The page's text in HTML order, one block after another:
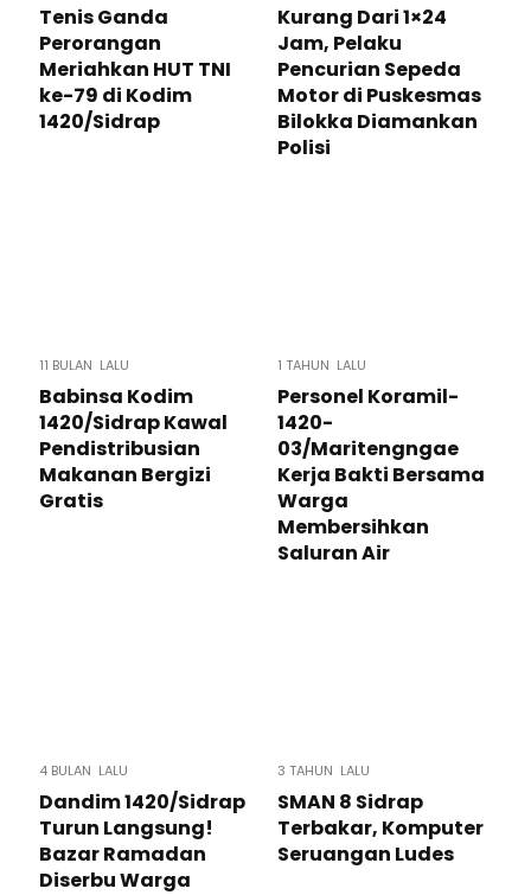
Tenis Ganda
Perorangan
Meriahkan HUT TNI
ke-79 di Kodim
1420/Sidrap
Kurang Dari 1×24
Jam, Pelaku
Pencurian Sepeda
Motor di Puskesmas
Bilokka Diamankan
Polisi
11 BULAN LALU
Babinsa Kodim
1420/Sidrap Kawal
Pendistribusian
Makanan Bergizi
Gratis
1 TAHUN LALU
Personel Koramil-
1420-
03/Maritengngae
Kerja Bakti Bersama
Warga
Membersihkan
Saluran Air
4 BULAN LALU
Dandim 1420/Sidrap
Turun Langsung!
Bazar Ramadan
Diserbu Warga
3 TAHUN LALU
SMAN 8 Sidrap
Terbakar, Komputer
Seruangan Ludes